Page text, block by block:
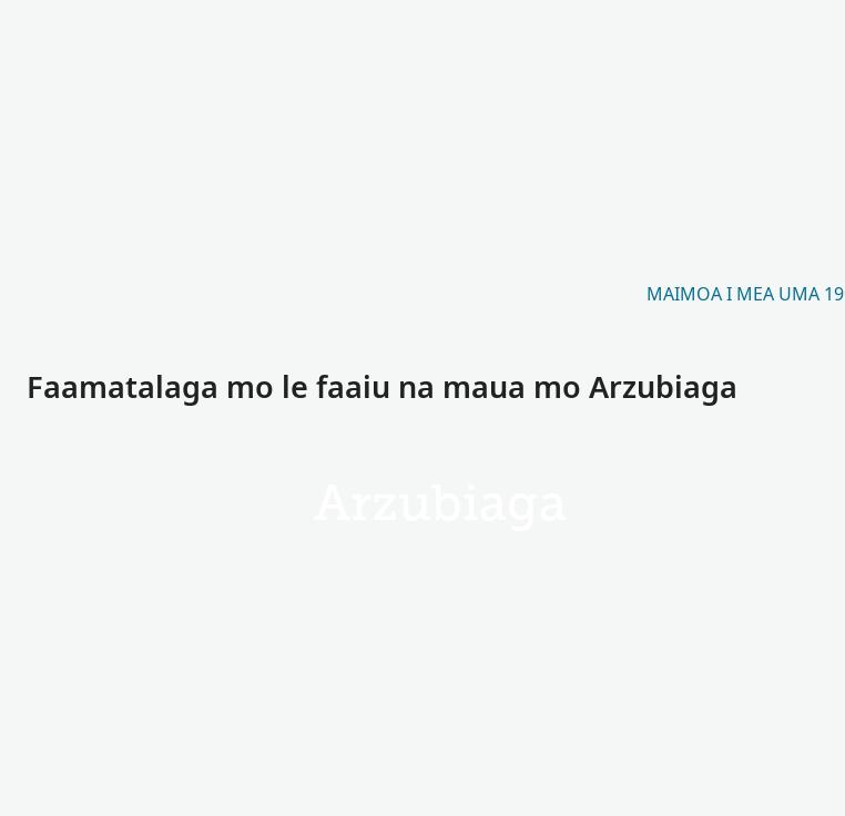
MAIMOA I MEA UMA 19
Faamatalaga mo le faaiu na maua mo Arzubiaga